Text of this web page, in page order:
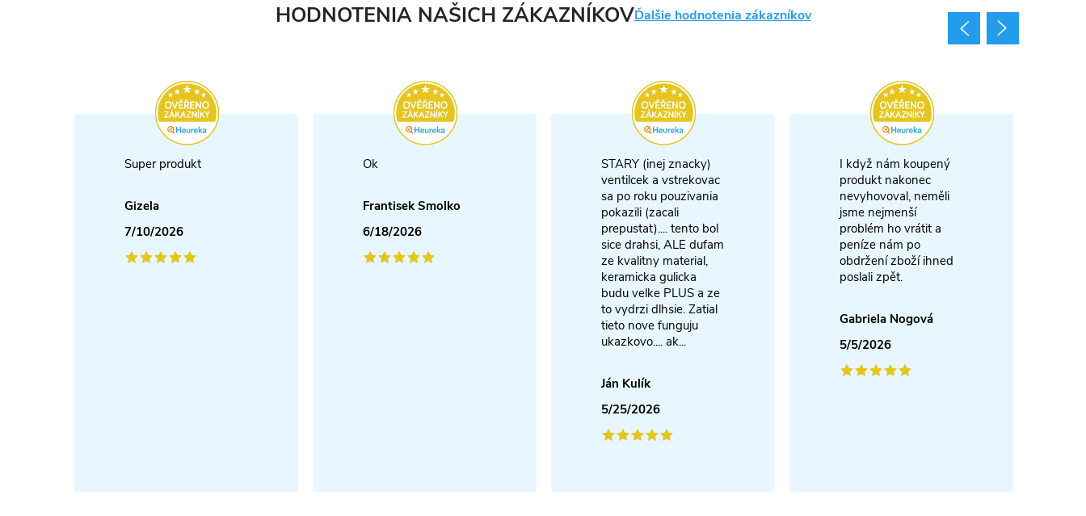
HODNOTENIA NAŠICH ZÁKAZNÍKOVĎalšie hodnotenia zákazníkov
Super produkt
Gizela
7/10/2026
Ok
Frantisek Smolko
6/18/2026
STARY (inej znacky)
ventilcek a vstrekovac
sa po roku pouzivania
pokazili (zacali
prepustat).... tento bol
sice drahsi, ALE dufam
ze kvalitny material,
keramicka gulicka
budu velke PLUS a ze
to vydrzi dlhsie. Zatial
tieto nove funguju
ukazkovo.... ak...
Ján Kulík
5/25/2026
I když nám koupený
produkt nakonec
nevyhovoval, neměli
jsme nejmenší
problém ho vrátit a
peníze nám po
obdržení zboží ihned
poslali zpět.
Gabriela Nogová
5/5/2026